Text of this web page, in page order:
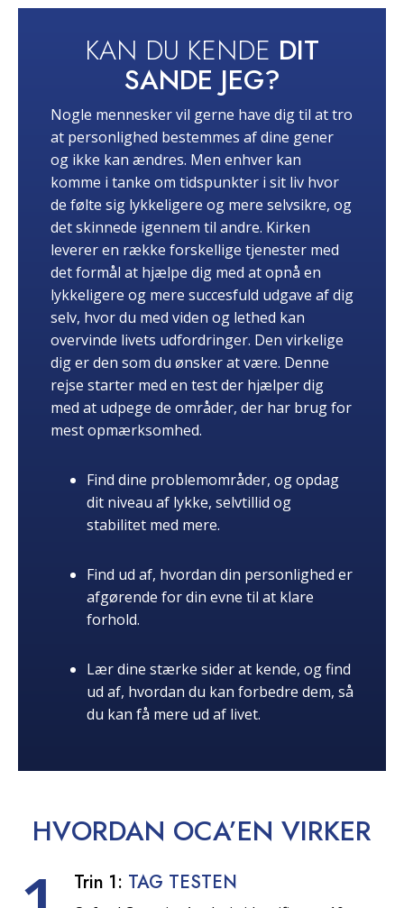
KAN DU KENDE DIT
SANDE JEG?
Nogle mennesker vil gerne have dig til at tro
at personlighed bestemmes af dine gener
og ikke kan ændres. Men enhver kan
komme i tanke om tidspunkter i sit liv hvor
de følte sig lykkeligere og mere selvsikre, og
det skinnede igennem til andre. Kirken
leverer en række forskellige tjenester med
det formål at hjælpe dig med at opnå en
lykkeligere og mere succesfuld udgave af dig
selv, hvor du med viden og lethed kan
overvinde livets udfordringer. Den virkelige
dig er den som du ønsker at være. Denne
rejse starter med en test der hjælper dig
med at udpege de områder, der har brug for
mest opmærksomhed.
Find dine problemområder, og opdag
dit niveau af lykke, selvtillid og
stabilitet med mere.
Find ud af, hvordan din personlighed er
afgørende for din evne til at klare
forhold.
Lær dine stærke sider at kende, og find
ud af, hvordan du kan forbedre dem, så
du kan få mere ud af livet.
HVORDAN OCA’EN VIRKER
Trin 1: TAG TESTEN